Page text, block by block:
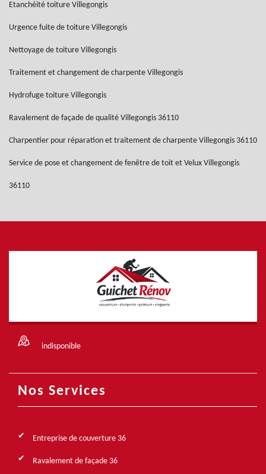
Etanchéité toiture Villegongis
Urgence fuite de toiture Villegongis
Nettoyage de toiture Villegongis
Traitement et changement de charpente Villegongis
Hydrofuge toiture Villegongis
Ravalement de façade de qualité Villegongis 36110
Charpentier pour réparation et traitement de charpente Villegongis 36110
Service de pose et changement de fenêtre de toit et Velux Villegongis
36110
indisponible
Nos Services
Entreprise de couverture 36
Ravalement de façade 36